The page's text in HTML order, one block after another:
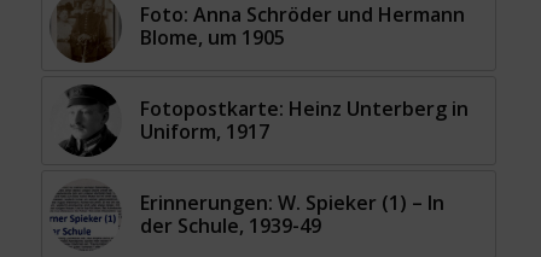
Foto: Anna Schröder und Hermann
Blome, um 1905
Fotopostkarte: Heinz Unterberg in
Uniform, 1917
Erinnerungen: W. Spieker (1) – In
der Schule, 1939-49